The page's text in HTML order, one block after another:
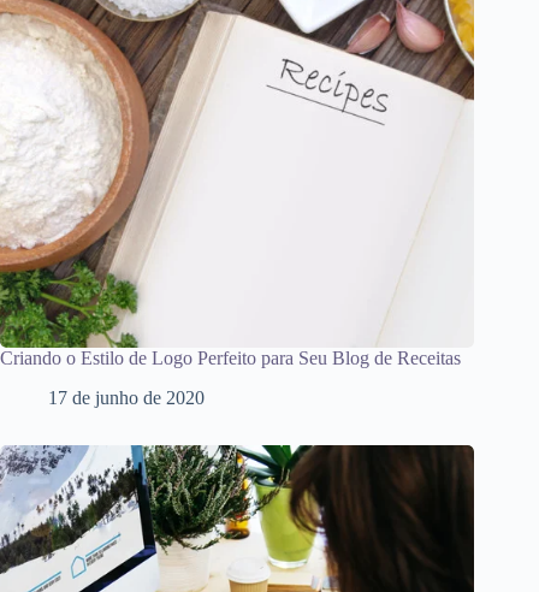
Criando o Estilo de Logo Perfeito para Seu Blog de Receitas
17 de junho de 2020